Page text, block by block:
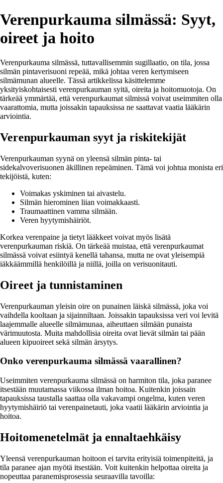
Verenpurkauma silmässä: Syyt,
oireet ja hoito
Verenpurkauma silmässä, tuttavallisemmin sugillaatio, on tila, jossa
silmän pintaverisuoni repeää, mikä johtaa veren kertymiseen
silmämunan alueelle. Tässä artikkelissa käsittelemme
yksityiskohtaisesti verenpurkauman syitä, oireita ja hoitomuotoja. On
tärkeää ymmärtää, että verenpurkaumat silmissä voivat useimmiten olla
vaarattomia, mutta joissakin tapauksissa ne saattavat vaatia lääkärin
arviointia.
Verenpurkauman syyt ja riskitekijät
Verenpurkauman syynä on yleensä silmän pinta- tai
sidekalvoverisuonen äkillinen repeäminen. Tämä voi johtua monista eri
tekijöistä, kuten:
Voimakas yskiminen tai aivastelu.
Silmän hierominen liian voimakkaasti.
Traumaattinen vamma silmään.
Veren hyytymishäiriöt.
Korkea verenpaine ja tietyt lääkkeet voivat myös lisätä
verenpurkauman riskiä. On tärkeää muistaa, että verenpurkaumat
silmässä voivat esiintyä kenellä tahansa, mutta ne ovat yleisempiä
iäkkäämmillä henkilöillä ja niillä, joilla on verisuonitauti.
Oireet ja tunnistaminen
Verenpurkauman yleisin oire on punainen läiskä silmässä, joka voi
vaihdella kooltaan ja sijainniltaan. Joissakin tapauksissa veri voi levitä
laajemmalle alueelle silmämunaa, aiheuttaen silmään punaista
värimuutosta. Muita mahdollisia oireita ovat lievät silmän tai pään
alueen kipuoireet sekä silmän ärsytys.
Onko verenpurkauma silmässä vaarallinen?
Useimmiten verenpurkauma silmässä on harmiton tila, joka paranee
itsestään muutamassa viikossa ilman hoitoa. Kuitenkin joissain
tapauksissa taustalla saattaa olla vakavampi ongelma, kuten veren
hyytymishäiriö tai verenpainetauti, joka vaatii lääkärin arviointia ja
hoitoa.
Hoitomenetelmät ja ennaltaehkäisy
Yleensä verenpurkauman hoitoon ei tarvita erityisiä toimenpiteitä, ja
tila paranee ajan myötä itsestään. Voit kuitenkin helpottaa oireita ja
nopeuttaa paranemisprosessia seuraavilla tavoilla: